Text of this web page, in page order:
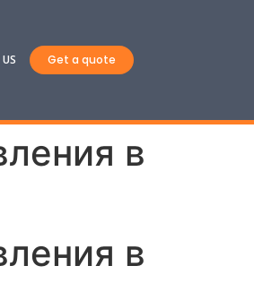
Get a quote
в
в